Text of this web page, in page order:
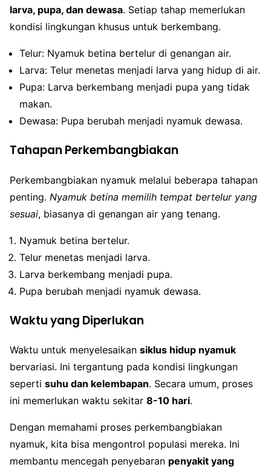
larva, pupa, dan dewasa. Setiap tahap memerlukan
kondisi lingkungan khusus untuk berkembang.
Telur: Nyamuk betina bertelur di genangan air.
Larva: Telur menetas menjadi larva yang hidup di air.
Pupa: Larva berkembang menjadi pupa yang tidak
makan.
Dewasa: Pupa berubah menjadi nyamuk dewasa.
Tahapan Perkembangbiakan
Perkembangbiakan nyamuk melalui beberapa tahapan
penting. Nyamuk betina memilih tempat bertelur yang
sesuai, biasanya di genangan air yang tenang.
Nyamuk betina bertelur.
Telur menetas menjadi larva.
Larva berkembang menjadi pupa.
Pupa berubah menjadi nyamuk dewasa.
Waktu yang Diperlukan
Waktu untuk menyelesaikan siklus hidup nyamuk
bervariasi. Ini tergantung pada kondisi lingkungan
seperti suhu dan kelembapan. Secara umum, proses
ini memerlukan waktu sekitar 8-10 hari.
Dengan memahami proses perkembangbiakan
nyamuk, kita bisa mengontrol populasi mereka. Ini
membantu mencegah penyebaran penyakit yang